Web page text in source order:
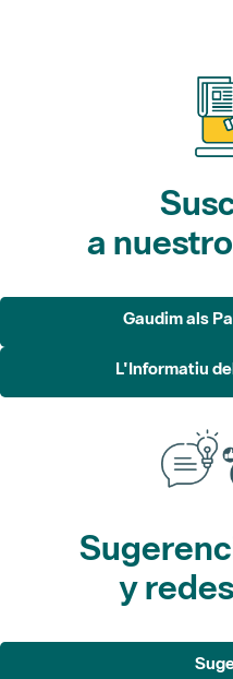
a
Gaudim als
L'Informatiu
y